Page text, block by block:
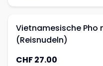
Vietnamesische Pho
(Reisnudeln)
CHF 27.00